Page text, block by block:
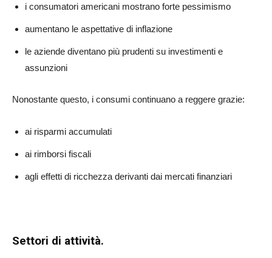
i consumatori americani mostrano forte pessimismo
aumentano le aspettative di inflazione
le aziende diventano più prudenti su investimenti e
assunzioni
Nonostante questo, i consumi continuano a reggere grazie:
ai risparmi accumulati
ai rimborsi fiscali
agli effetti di ricchezza derivanti dai mercati finanziari
Settori di attività.